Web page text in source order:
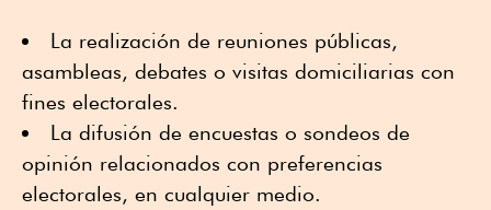
La realización de reuniones públicas,
asambleas, debates o visitas domiciliarias con
fines electorales.
La difusión de encuestas o sondeos de
opinión relacionados con preferencias
electorales, en cualquier medio.